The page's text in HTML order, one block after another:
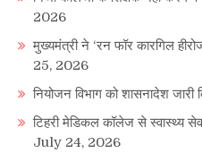
2026
मुख्यमंत्री ने ‘रन फॉर कारगिल
25, 2026
नियोजन विभाग को शासनादेश जारी
टिहरी मेडिकल कॉलेज से स्वास्थ्य
July 24, 2026